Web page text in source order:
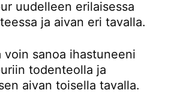
uudelleen erilaisessa
ja aivan eri tavalla.
voin sanoa ihastuneeni
todenteolla ja
aivan toisella tavalla.